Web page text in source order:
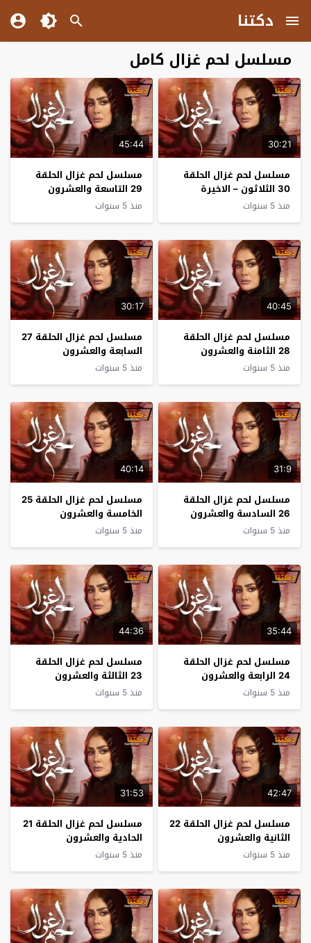
دكتنا
مسلسل لحم غزال كامل
30:21
مسلسل لحم غزال الحلقة
30 الثلاثون – الاخيرة
منذ 5 سنوات
45:44
مسلسل لحم غزال الحلقة
29 التاسعة والعشرون
منذ 5 سنوات
40:45
مسلسل لحم غزال الحلقة
28 الثامنة والعشرون
منذ 5 سنوات
30:17
مسلسل لحم غزال الحلقة 27
السابعة والعشرون
منذ 5 سنوات
31:9
مسلسل لحم غزال الحلقة
26 السادسة والعشرون
منذ 5 سنوات
40:14
مسلسل لحم غزال الحلقة 25
الخامسة والعشرون
منذ 5 سنوات
35:44
مسلسل لحم غزال الحلقة
24 الرابعة والعشرون
منذ 5 سنوات
44:36
مسلسل لحم غزال الحلقة
23 الثالثة والعشرون
منذ 5 سنوات
42:47
مسلسل لحم غزال الحلقة 22
الثانية والعشرون
منذ 5 سنوات
31:53
مسلسل لحم غزال الحلقة 21
الحادية والعشرون
منذ 5 سنوات